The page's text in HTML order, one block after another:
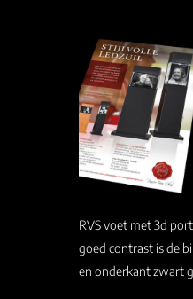
RVS voet met 3d
goed contrast is de
en onderkant zwart